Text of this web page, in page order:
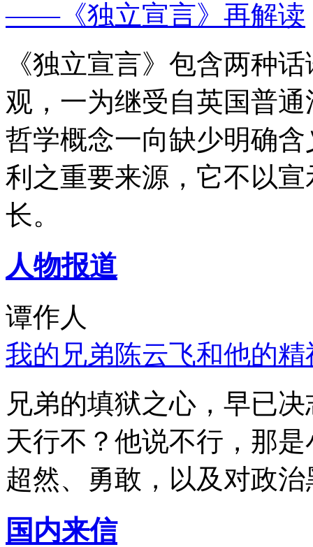
——《独立宣言》再解读
《独立宣言》包含两种
观，一为继受自英国普
哲学概念一向缺少明确
利之重要来源，它不以
长。
人物报道
谭作人
我的兄弟陈云飞和他的
兄弟的填狱之心，早已
天行不？他说不行，那
超然、勇敢，以及对政
国内来信